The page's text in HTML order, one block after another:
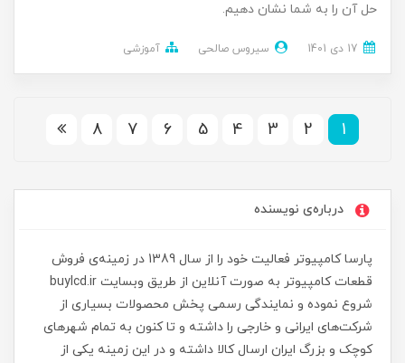
حل آن را به شما نشان دهیم.
سیروس صالحی آموزشی
1
2
3
4
5
6
7
8
درباره‌ی نویسنده
پارسا کامپیوتر فعالیت خود را از سال 1389 در زمینه‌ی فروش
قطعات کامپیوتر به صورت آنلاین از طریق وبسایت buylcd.ir
شروع نموده و نمایندگی رسمی پخش محصولات بسیاری از
شرکت‌های ایرانی و خارجی را داشته و تا کنون به تمام شهرهای
کوچک و بزرگ ایران ارسال کالا داشته و در این زمینه یکی از